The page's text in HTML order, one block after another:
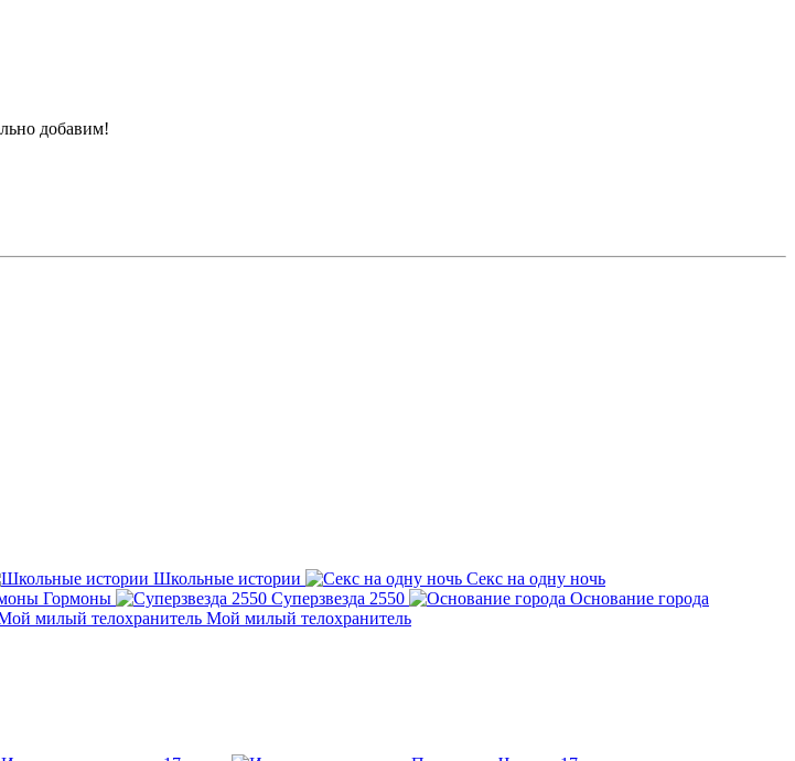
добавим!
Школьные истории
Секс на одну ночь
Гормоны Суперзвезда 2550
Основание города
Мой милый телохранитель